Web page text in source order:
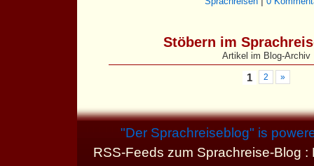
Stöbern im
Artikel im Blog-Archiv
1 2 »
"Der Sprachreiseblog" is
RSS-Feeds zum Sprachreise-Blog :